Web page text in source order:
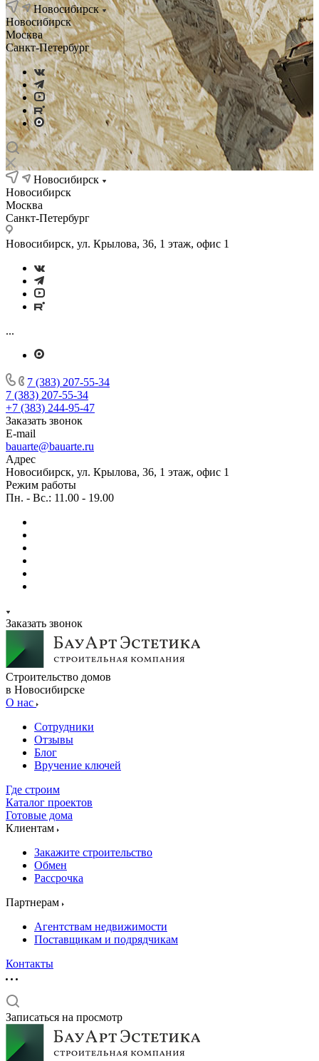
Новосибирск
Новосибирск
Москва
Санкт-Петербург
Новосибирск
Новосибирск
Москва
Санкт-Петербург
Новосибирск, ул. Крылова, 36, 1 этаж, офис 1
...
7 (383) 207-55-34
7 (383) 207-55-34
+7 (383) 244-95-47
Заказать звонок
E-mail
bauarte@bauarte.ru
Адрес
Новосибирск, ул. Крылова, 36, 1 этаж, офис 1
Режим работы
Пн. - Вс.: 11.00 - 19.00
Заказать звонок
Строительство домов
в Новосибирске
О нас
Сотрудники
Отзывы
Блог
Вручение ключей
Где строим
Каталог проектов
Готовые дома
Клиентам
Закажите строительство
Обмен
Рассрочка
Партнерам
Агентствам недвижимости
Поставщикам и подрядчикам
Контакты
Записаться на просмотр